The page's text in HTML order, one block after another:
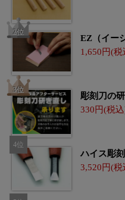
EZ（イー
1,650
彫刻刀の
330
ハイス彫
3,520